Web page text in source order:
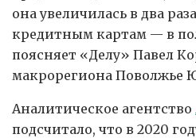
она увеличилась в два
кредитным картам — в
поясняет «Делу» Павел
макрорегиона Поволжье
Аналитическое агентство
подсчитало, что в 2020